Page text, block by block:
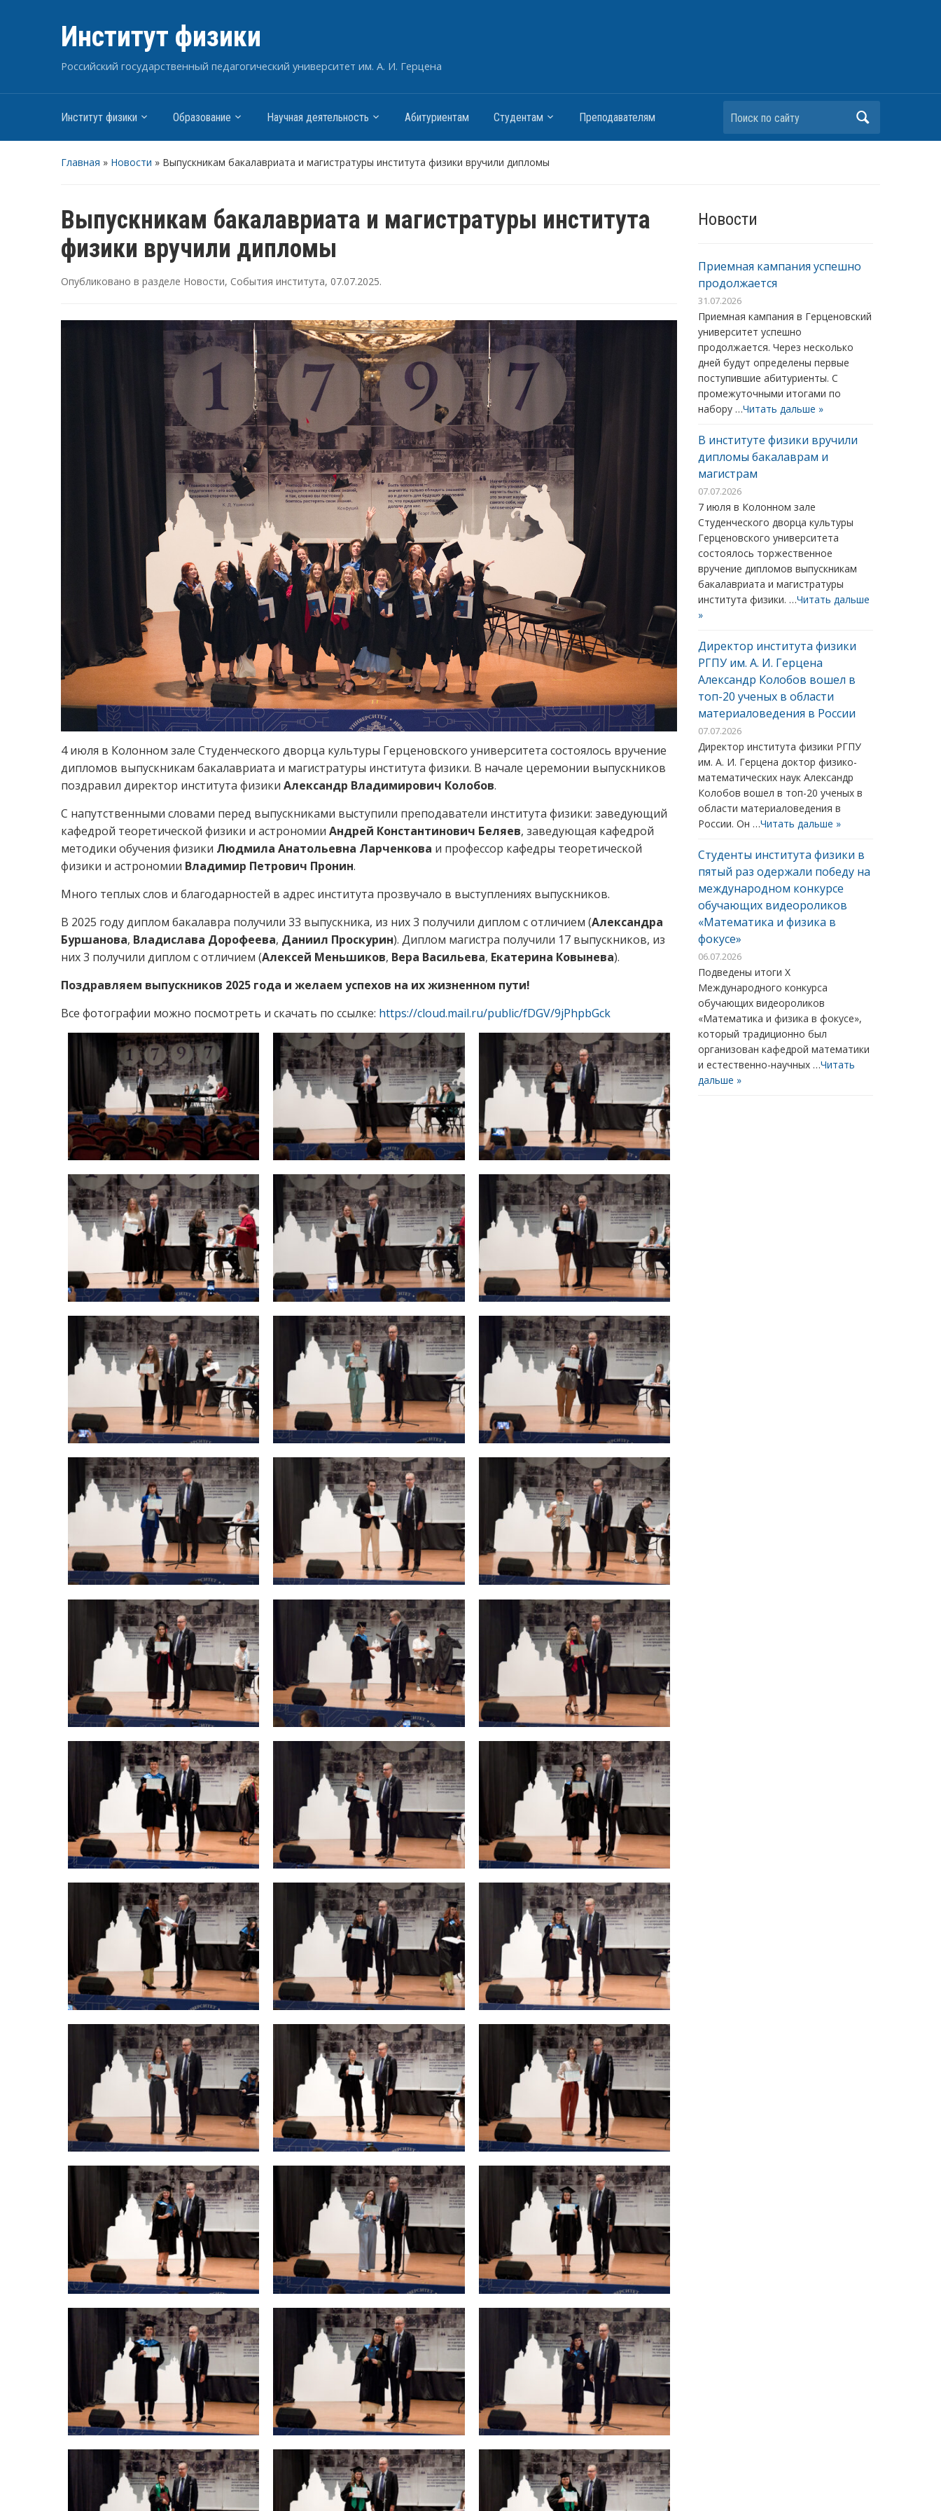
Институт физики
Российский государственный педагогический университет им. А. И. Герцена
Институт физики Образование Научная деятельность Абитуриентам Студентам Преподавателям Поиск по сайту
Главная » Новости » Выпускникам бакалавриата и магистратуры института физики вручили дипломы
Выпускникам бакалавриата и магистратуры института
физики вручили дипломы
Опубликовано в разделе Новости, События института, 07.07.2025.
4 июля в Колонном зале Студенческого дворца культуры Герценовского университета состоялось вручение
дипломов выпускникам бакалавриата и магистратуры института физики. В начале церемонии выпускников
поздравил директор института физики Александр Владимирович Колобов.
С напутственными словами перед выпускниками выступили преподаватели института физики: заведующий
кафедрой теоретической физики и астрономии Андрей Константинович Беляев, заведующая кафедрой
методики обучения физики Людмила Анатольевна Ларченкова и профессор кафедры теоретической
физики и астрономии Владимир Петрович Пронин.
Много теплых слов и благодарностей в адрес института прозвучало в выступлениях выпускников.
В 2025 году диплом бакалавра получили 33 выпускника, из них 3 получили диплом с отличием (Александра
Буршанова, Владислава Дорофеева, Даниил Проскурин). Диплом магистра получили 17 выпускников, из
них 3 получили диплом с отличием (Алексей Меньшиков, Вера Васильева, Екатерина Ковынева).
Поздравляем выпускников 2025 года и желаем успехов на их жизненном пути!
Все фотографии можно посмотреть и скачать по ссылке: https://cloud.mail.ru/public/fDGV/9jPhpbGck
Новости
Приемная кампания успешно
продолжается
31.07.2026
Приемная кампания в Герценовский
университет успешно
продолжается. Через несколько
дней будут определены первые
поступившие абитуриенты. С
промежуточными итогами по
набору …Читать дальше »
В институте физики вручили
дипломы бакалаврам и
магистрам
07.07.2026
7 июля в Колонном зале
Студенческого дворца культуры
Герценовского университета
состоялось торжественное
вручение дипломов выпускникам
бакалавриата и магистратуры
института физики. …Читать дальше
»
Директор института физики
РГПУ им. А. И. Герцена
Александр Колобов вошел в
топ-20 ученых в области
материаловедения в России
07.07.2026
Директор института физики РГПУ
им. А. И. Герцена доктор физико-
математических наук Александр
Колобов вошел в топ-20 ученых в
области материаловедения в
России. Он …Читать дальше »
Студенты института физики в
пятый раз одержали победу на
международном конкурсе
обучающих видеороликов
«Математика и физика в
фокусе»
06.07.2026
Подведены итоги X
Международного конкурса
обучающих видеороликов
«Математика и физика в фокусе»,
который традиционно был
организован кафедрой математики
и естественно-научных …Читать
дальше »